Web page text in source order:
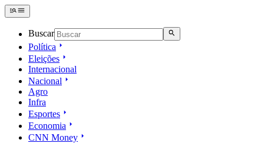
Buscar
Política
Eleições
Internacional
Nacional
Agro
Infra
Esportes
Economia
CNN Money